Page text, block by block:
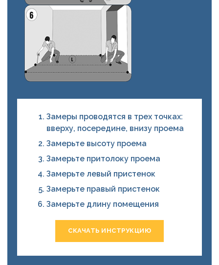
Замеры проводятся в трех точках:
вверху, посередине, внизу проема
Замерьте высоту проема
Замерьте притолоку проема
Замерьте левый пристенок
Замерьте правый пристенок
Замерьте длину помещения
СКАЧАТЬ ИНСТРУКЦИЮ